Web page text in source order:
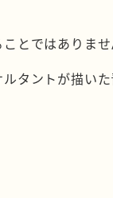
とではありませ
タントが描い